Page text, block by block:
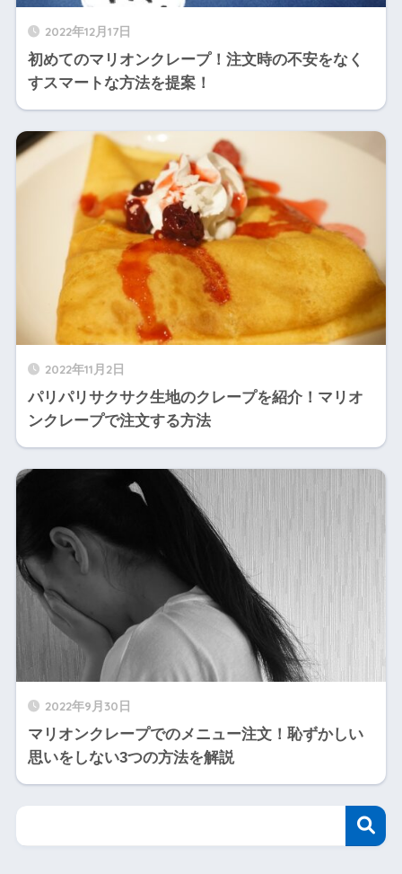
2022年12月17日
初めてのマリオンクレープ！注文時の不安をなく
すスマートな方法を提案！
2022年11月2日
パリパリサクサク生地のクレープを紹介！マリオ
ンクレープで注文する方法
2022年9月30日
マリオンクレープでのメニュー注文！恥ずかしい
思いをしない3つの方法を解説